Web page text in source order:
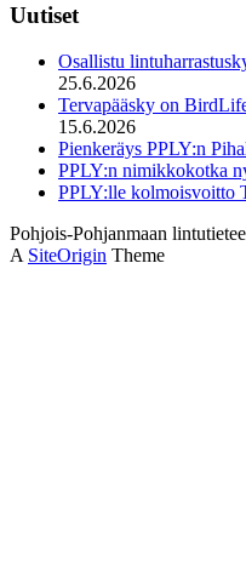
Uutiset
Osallistu
25.6.2026
Tervapääsky on
15.6.2026
Pienkeräys PPLY:n
PPLY:n nimikkokotka
PPLY:lle kolmoisvoitto
Pohjois-Pohjanmaan
A SiteOrigin Theme